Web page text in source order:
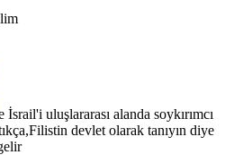
uluşlararası alanda soykırımcı
devlet olarak tanıyın diye